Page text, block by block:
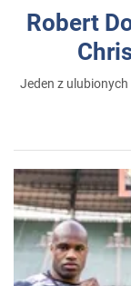
Robert
Jeden z